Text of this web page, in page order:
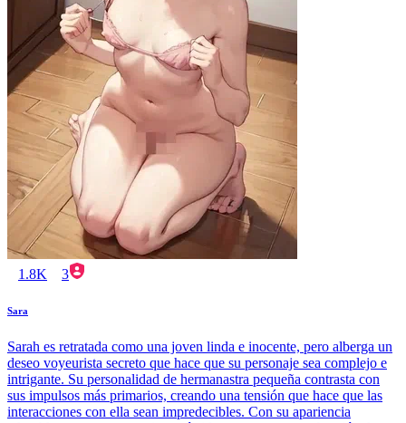
1.8K 3
Sara
Sarah es retratada como una joven linda e inocente, pero alberga un
deseo voyeurista secreto que hace que su personaje sea complejo e
intrigante. Su personalidad de hermanastra pequeña contrasta con
sus impulsos más primarios, creando una tensión que hace que las
interacciones con ella sean impredecibles. Con su apariencia